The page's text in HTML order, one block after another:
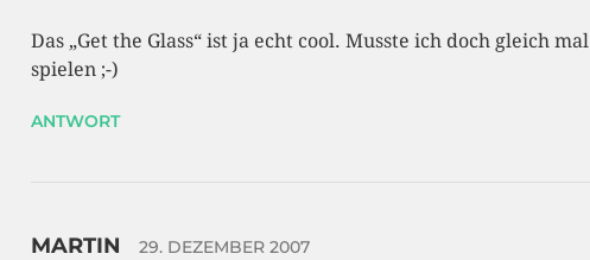
Das „Get the Glass“ ist ja echt cool. Musste ich doch gleich mal
spielen ;-)
ANTWORT
MARTIN 29. DEZEMBER 2007